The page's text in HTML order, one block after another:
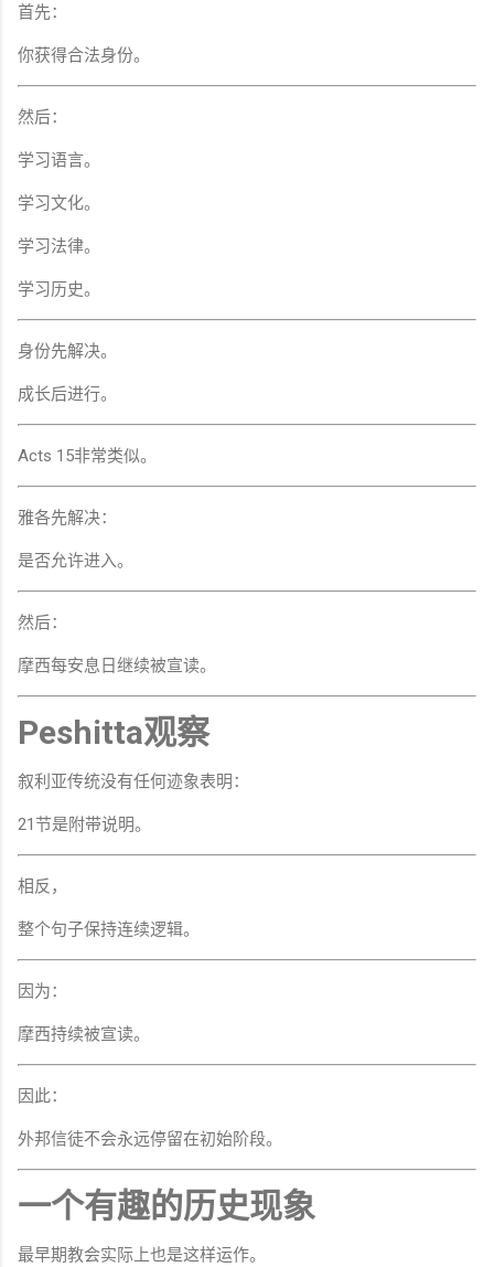
首先：
你获得合法身份。
然后：
学习语言。
学习文化。
学习法律。
学习历史。
身份先解决。
成长后进行。
Acts 15非常类似。
雅各先解决：
是否允许进入。
然后：
摩西每安息日继续被宣读。
Peshitta观察
叙利亚传统没有任何迹象表明：
21节是附带说明。
相反，
整个句子保持连续逻辑。
因为：
摩西持续被宣读。
因此：
外邦信徒不会永远停留在初始阶段。
一个有趣的历史现象
最早期教会实际上也是这样运作。